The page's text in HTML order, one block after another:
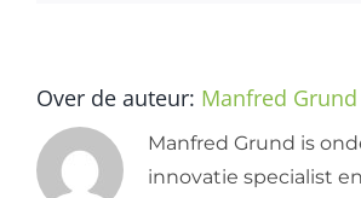
Over de auteur: Manfred Grund
Manfred Grund is
innovatie specialist